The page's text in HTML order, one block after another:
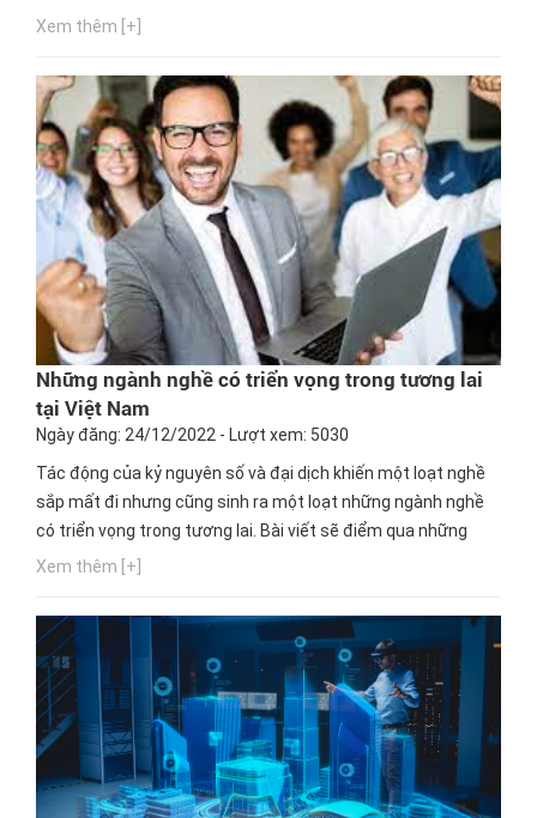
Xem thêm [+]
Những ngành nghề có triển vọng trong tương lai
tại Việt Nam
Ngày đăng: 24/12/2022 - Lượt xem: 5030
Tác động của kỷ nguyên số và đại dịch khiến một loạt nghề
sắp mất đi nhưng cũng sinh ra một loạt những ngành nghề
có triển vọng trong tương lai. Bài viết sẽ điểm qua những
khối ngành được xem là “miền đất hứa” với đa dạng việc làm
Xem thêm [+]